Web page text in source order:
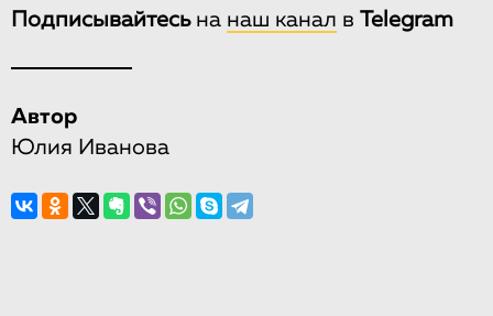
Подписывайтесьна наш канал в Telegram
Автор
Юлия Иванова